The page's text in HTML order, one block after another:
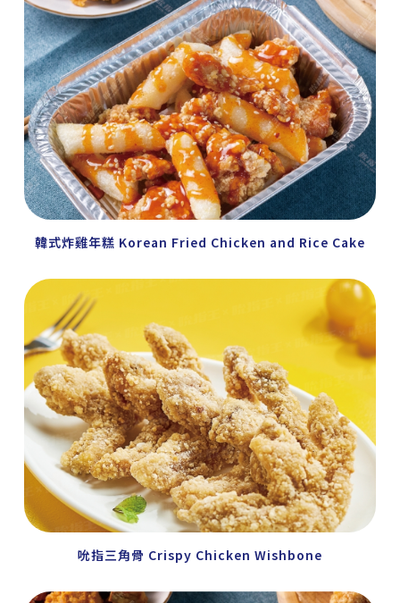
韓式炸雞年糕 Korean Fried Chicken and Rice Cake
吮指三角骨 Crispy Chicken Wishbone